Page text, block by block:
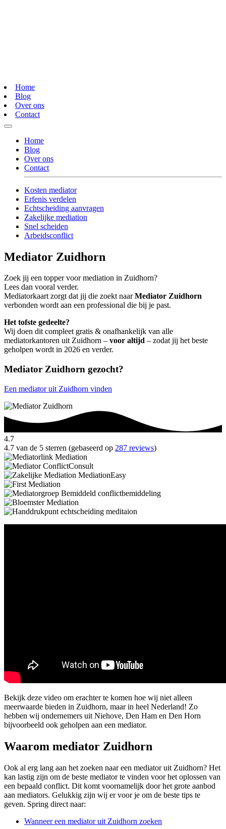
Home
Blog
Over ons
Contact
Home
Blog
Over ons
Contact
Kosten mediator
Erfenis verdelen
Echtscheiding aanvragen
Zakelijke mediation
Snel scheiden
Arbeidsconflict
Mediator Zuidhorn
Zoek jij een topper voor mediation in Zuidhorn?
Lees dan vooral verder.
Mediatorkaart zorgt dat jij die zoekt naarMediator Zuidhorn
verbonden wordt aan een professional die bij je past.
Het tofste gedeelte?
Wij doen dit compleet gratis & onafhankelijk van alle
mediatorkantoren uit Zuidhorn – voor altijd – zodat jij het beste
geholpen wordt in 2026 en verder.
Mediator Zuidhorn gezocht?
Een mediator uit Zuidhorn vinden
4.7
4.7 van de 5 sterren (gebaseerd op 287 reviews)
Bekijk deze video om erachter te komen hoe wij niet alleen
meerwaarde bieden in Zuidhorn, maar in heel Nederland! Zo
hebben wij ondernemers uit Niehove, Den Ham en Den Horn
bijvoorbeeld ook geholpen aan een mediator.
Waarom mediator Zuidhorn
Ook al erg lang aan het zoeken naar een mediator uit Zuidhorn? Het
kan lastig zijn om de beste mediator te vinden voor het oplossen van
een bepaald conflict. Dit komt voornamelijk door het grote aanbod
aan mediators. Gelukkig zijn wij er voor je om de beste tips te
geven. Spring direct naar:
Wanneer een mediator uit Zuidhorn zoeken